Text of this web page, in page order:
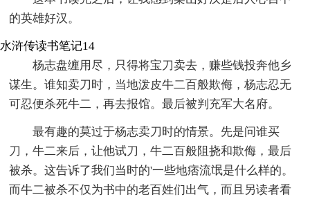
的英雄好汉。
水浒传读书笔记14
杨志盘缠用尽，只得将宝刀卖去，赚些钱投奔他乡
谋生。谁知卖刀时，当地泼皮牛二百般欺侮，杨志忍无
可忍便杀死牛二，再去报馆。最后被判充军大名府。
最有趣的莫过于杨志卖刀时的情景。先是问谁买
刀，牛二来后，让他试刀，牛二百般阻挠和欺侮，最后
被杀。这告诉了我们当时的'一些地痞流氓是什么样的。
而牛二被杀不仅为书中的老百姓们出气，而且另读者看